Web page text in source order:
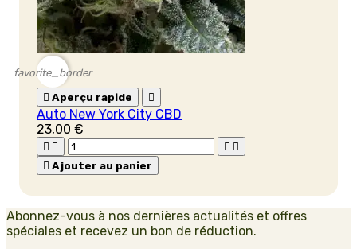
favorite_border
 Aperçu rapide 
Auto New York City CBD
23,00 €
   
 Ajouter au panier
Abonnez-vous à nos dernières actualités et offres
spéciales et recevez un bon de réduction.